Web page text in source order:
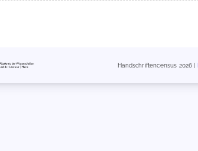
Handschriftencensus 2026 |